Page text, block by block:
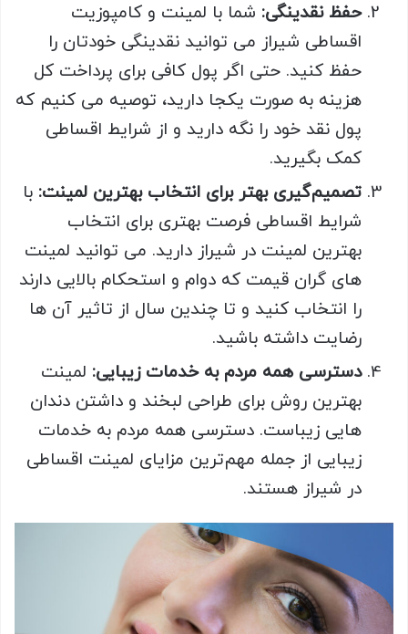
حفظ نقدینگی: شما با لمینت و کامپوزیت
اقساطی شیراز می توانید نقدینگی خودتان را
حفظ کنید. حتی اگر پول کافی برای پرداخت کل
هزینه به صورت یکجا دارید، توصیه می کنیم که
پول نقد خود را نگه دارید و از شرایط اقساطی
کمک بگیرید.
تصمیم‌گیری بهتر برای انتخاب بهترین لمینت: با
شرایط اقساطی فرصت بهتری برای انتخاب
بهترین لمینت در شیراز دارید. می توانید لمینت
های گران قیمت که دوام و استحکام بالایی دارند
را انتخاب کنید و تا چندین سال از تاثیر آن ها
رضایت داشته باشید.
دسترسی همه مردم به خدمات زیبایی: لمینت
بهترین روش برای طراحی لبخند و داشتن دندان
هایی زیباست. دسترسی همه مردم به خدمات
زیبایی از جمله مهم‌ترین مزایای لمینت اقساطی
در شیراز هستند.